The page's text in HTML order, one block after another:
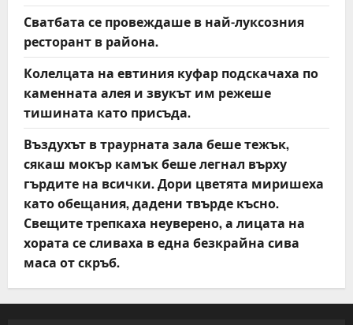
Сватбата се провеждаше в най-луксозния
ресторант в района.
Колелцата на евтиния куфар подскачаха по
каменната алея и звукът им режеше
тишината като присъда.
Въздухът в траурната зала беше тежък,
сякаш мокър камък беше легнал върху
гърдите на всички. Дори цветята миришеха
като обещания, дадени твърде късно.
Свещите трепкаха неуверено, а лицата на
хората се сливаха в една безкрайна сива
маса от скръб.